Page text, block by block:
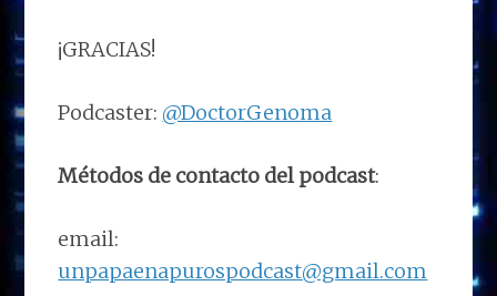
¡GRACIAS!
Podcaster: @DoctorGenoma
Métodos de contacto del podcast:
email:
unpapaenapurospodcast@gmail.com